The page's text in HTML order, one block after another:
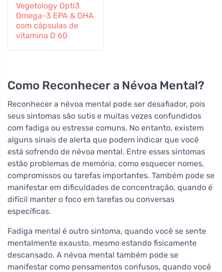
Vegetology Opti3
Omega-3 EPA & DHA
com cápsulas de
vitamina D 60
Como Reconhecer a Névoa Mental?
Reconhecer a névoa mental pode ser desafiador, pois
seus sintomas são sutis e muitas vezes confundidos
com fadiga ou estresse comuns. No entanto, existem
alguns sinais de alerta que podem indicar que você
está sofrendo de névoa mental. Entre esses sintomas
estão problemas de memória, como esquecer nomes,
compromissos ou tarefas importantes. Também pode se
manifestar em dificuldades de concentração, quando é
difícil manter o foco em tarefas ou conversas
específicas.
Fadiga mental é outro sintoma, quando você se sente
mentalmente exausto, mesmo estando fisicamente
descansado. A névoa mental também pode se
manifestar como pensamentos confusos, quando você